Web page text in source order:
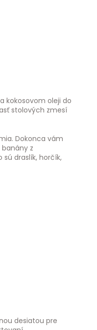
kokosovom oleji do
stolových zmesí
Dokonca vám
z
draslík, horčík,
desiatou pre